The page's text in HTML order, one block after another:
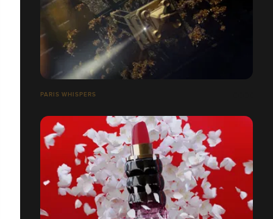
PARIS WHISPERS